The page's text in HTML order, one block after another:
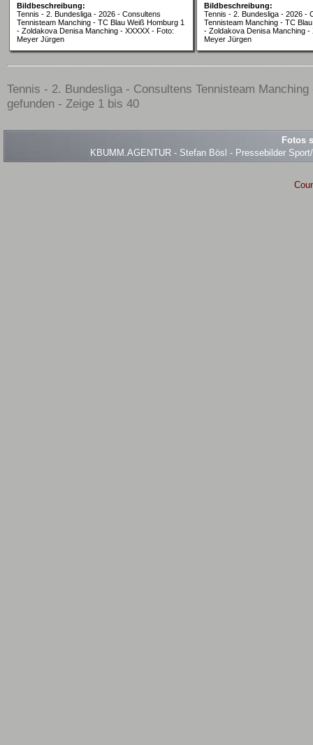
Bildbeschreibung:
Tennis - 2. Bundesliga - 2026 - Consultens
Tennisteam Manching - TC Blau Weiß Homburg 1
- Zoldakova Denisa Manching - XXXXX - Foto:
Meyer Jürgen
Bildbeschreibung:
Tennis - 2. Bundesliga - 2026 -
Tennisteam Manching - TC
- Zoldakova Denisa Manching -
Meyer Jürgen
Tennis - 2. Bundesliga - Consultens Tennisteam
gefunden - Zeige 1 bis 40
Fotos
KBUMM.AGENTUR - Stefan Bösl - Pressebilder